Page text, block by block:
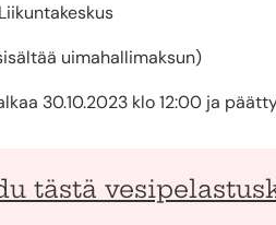
uimahallimaksun)
30.10.2023 klo 12:00 ja
tästä